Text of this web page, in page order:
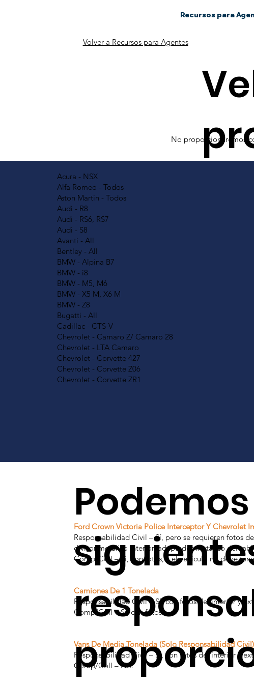
Recursos para
Acura - NSX
Alfa Romeo - Todos
Aston Martin - Todos
Audi - R8
Audi - RS6, RS7
Audi - S8
Avanti - All
Bentley - All
BMW - Alpina B7
BMW - i8
BMW - M5, M6
BMW - X5 M, X6 M
BMW - Z8
Bugatti - All
Cadillac - CTS-V
Chevrolet - Camaro Z/ Camaro 28
Chevrolet - LTA Camaro
Chevrolet - Corvette 427
Chevrolet - Corvette Z06
Chevrolet - Corvette ZR1
Volver a Recursos para Agentes
No proporcionaremos
Ford Crown Victoria Police Interceptor Y Chevrolet
Responsabilidad Civil – Sí, pero se requieren fotos
divisor metálico interior, adaptador metálico del
Comp/Coll – Sí, con fotos, y el vehículo no debe
Camiones De 1 Tonelada
Responsabilidad Civil – Sí, con fotos del interior y
Comp/Coll – Sí, con fotos.
Vans De Media Tonelada (Solo Responsabilidad Civil)
Responsabilidad Civil – Sí, con fotos del interior y
Comp/Coll – No.